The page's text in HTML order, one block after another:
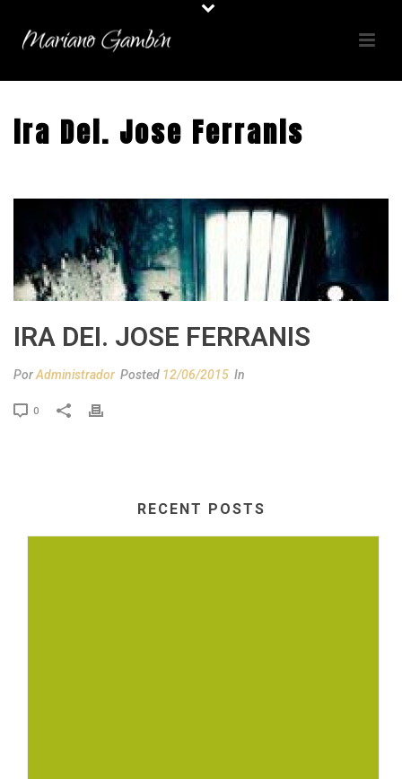
ira Dei. Jose Ferranis
IRA DEI. JOSE FERRANIS
PorAdministrador Posted 12/06/2015 In
0
RECENT POSTS